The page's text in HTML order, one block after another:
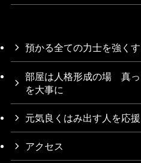
預かる全ての力士を強く
部屋は人格形成の場 真
を大事に
元気良くはみ出す人を応援
アクセス